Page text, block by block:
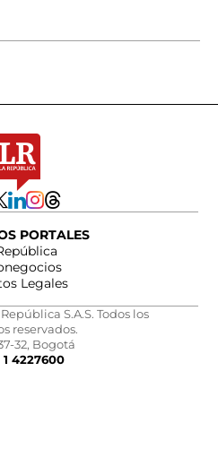
PORTALES
Legales
S.A.S. Todos los
reservados.
32, Bogotá
1 4227600